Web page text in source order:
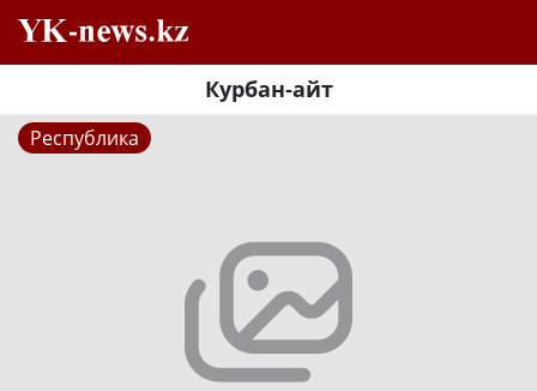
Курбан-айт
Республика